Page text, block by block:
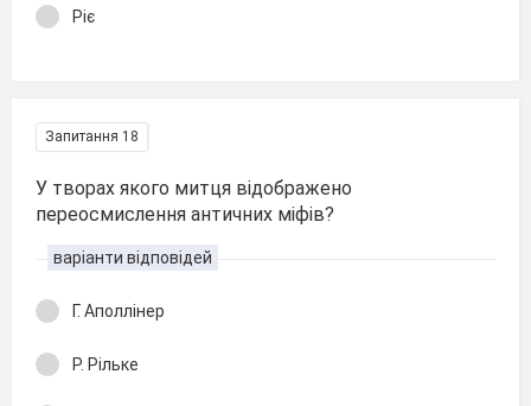
Ріє
Запитання 18
У творах якого митця відображено
переосмислення античних міфів?
варіанти відповідей
Г. Аполлінер
Р. Рільке